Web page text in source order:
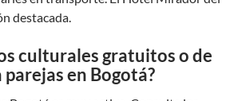
destacada.
culturales gratuitos o de
en Bogotá?